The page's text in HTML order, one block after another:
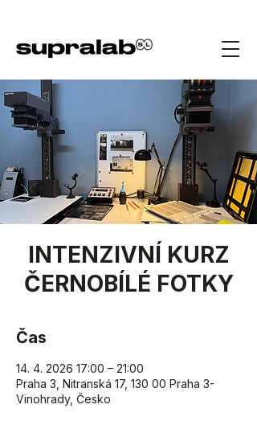
INTENZIVNÍ KURZ
ČERNOBÍLÉ FOTKY
Čas
14. 4. 2026 17:00 – 21:00
Praha 3, Nitranská 17, 130 00 Praha 3-
Vinohrady, Česko